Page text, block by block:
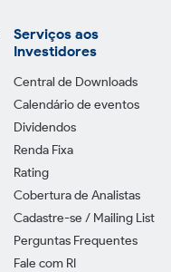
Serviços aos
Investidores
Central de Downloads
Calendário de eventos
Dividendos
Renda Fixa
Rating
Cobertura de Analistas
Cadastre-se / Mailing List
Perguntas Frequentes
Fale com RI